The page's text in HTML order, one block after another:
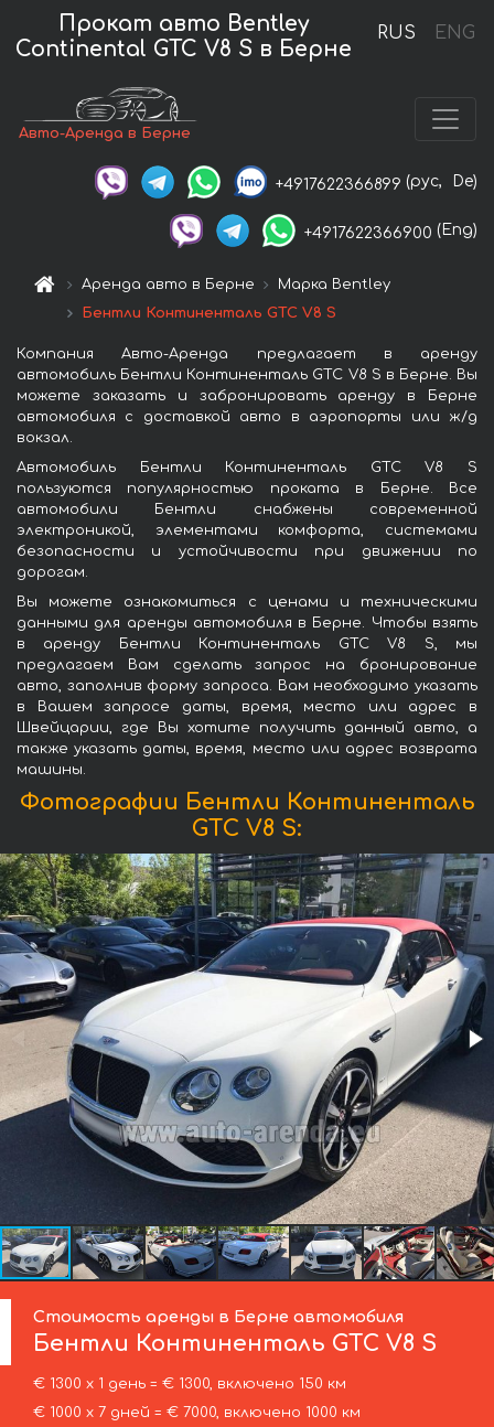
RUS ENG
Прокат авто Bentley
Continental GTC V8 S в Берне
Авто-Аренда в Берне
+4917622366899 (рус, De)
+4917622366900 (Eng)
Аренда авто в Берне
Марка Bentley
Бентли Континенталь GTC V8 S
Компания Авто-Аренда предлагает в аренду
автомобиль Бентли Континенталь GTC V8 S в Берне. Вы
можете заказать и забронировать аренду в Берне
автомобиля с доставкой авто в аэропорты или ж/д
вокзал.
Автомобиль Бентли Континенталь GTC V8 S
пользуются популярностью проката в Берне. Все
автомобили Бентли снабжены современной
электроникой, элементами комфорта, системами
безопасности и устойчивости при движении по
дорогам.
Вы можете ознакомиться с ценами и техническими
данными для аренды автомобиля в Берне. Чтобы взять
в аренду Бентли Континенталь GTC V8 S, мы
предлагаем Вам сделать запрос на бронирование
авто, заполнив форму запроса. Вам необходимо указать
в Вашем запросе даты, время, место или адрес в
Швейцарии, где Вы хотите получить данный авто, а
также указать даты, время, место или адрес возврата
машины.
Фотографии Бентли Континенталь
GTC V8 S:
Стоимость аренды в Берне автомобиля
Бентли Континенталь GTC V8 S
€ 1300 х 1 день = € 1300, включено 150 км
€ 1000 х 7 дней = € 7000, включено 1000 км